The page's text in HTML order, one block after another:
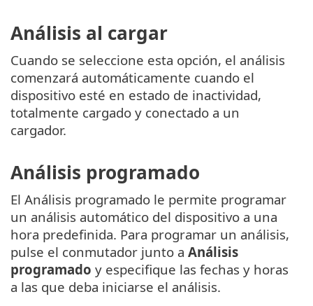
Análisis al cargar
Cuando se seleccione esta opción, el análisis
comenzará automáticamente cuando el
dispositivo esté en estado de inactividad,
totalmente cargado y conectado a un
cargador.
Análisis programado
El Análisis programado le permite programar
un análisis automático del dispositivo a una
hora predefinida. Para programar un análisis,
pulse el conmutador junto a Análisis
programado y especifique las fechas y horas
a las que deba iniciarse el análisis.